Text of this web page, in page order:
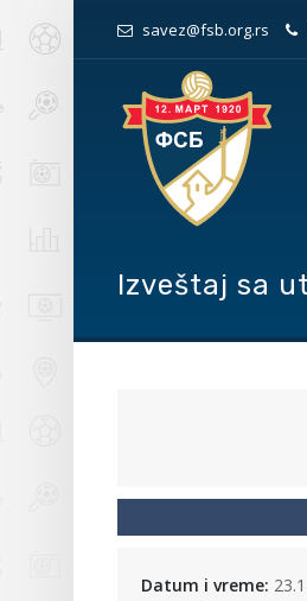
savez@fsb.org.rs
Izveštaj sa
Datum i vreme: